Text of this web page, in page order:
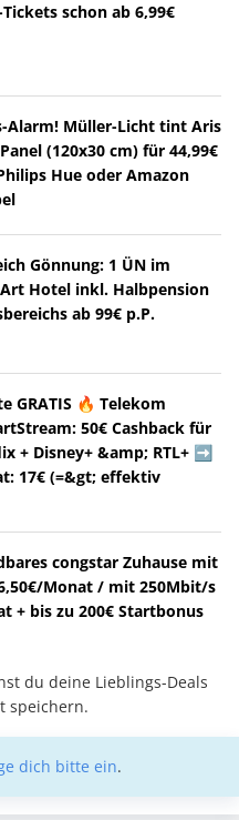
schon ab 6,99€
Alarm! Müller-Licht tint Aris
(120x30 cm) für 44,99€
Hue oder Amazon
Gönnung: 1 ÜN im
Hotel inkl. Halbpension
ab 99€ p.P.
GRATIS 🔥 Telekom
50€ Cashback für
+ Disney+ &amp; RTL+ ➡️
17€ (=&gt; effektiv
congstar Zuhause mit
Monat / mit 250Mbit/s
+ bis zu 200€ Startbonus
du deine Lieblings-Deals
speichern.
dich bitte ein.